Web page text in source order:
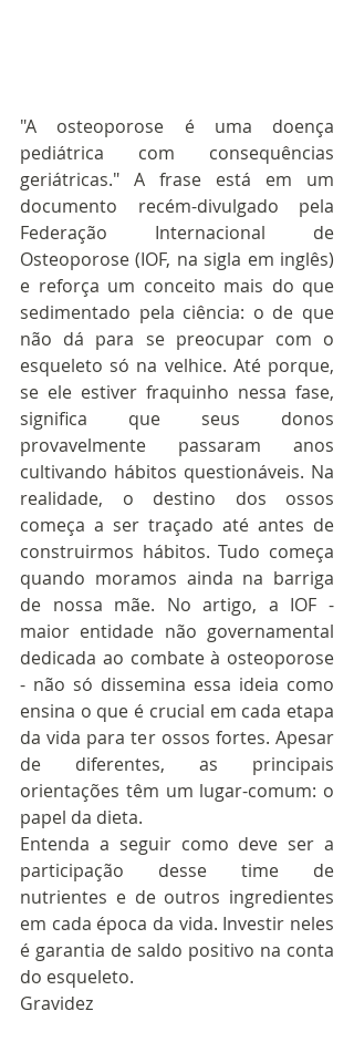
"A osteoporose é uma doença
pediátrica com consequências
geriátricas." A frase está em um
documento recém-divulgado pela
Federação Internacional de
Osteoporose (IOF, na sigla em inglês)
e reforça um conceito mais do que
sedimentado pela ciência: o de que
não dá para se preocupar com o
esqueleto só na velhice. Até porque,
se ele estiver fraquinho nessa fase,
significa que seus donos
provavelmente passaram anos
cultivando hábitos questionáveis. Na
realidade, o destino dos ossos
começa a ser traçado até antes de
construirmos hábitos. Tudo começa
quando moramos ainda na barriga
de nossa mãe. No artigo, a IOF -
maior entidade não governamental
dedicada ao combate à osteoporose
- não só dissemina essa ideia como
ensina o que é crucial em cada etapa
da vida para ter ossos fortes. Apesar
de diferentes, as principais
orientações têm um lugar-comum: o
papel da dieta.
Entenda a seguir como deve ser a
participação desse time de
nutrientes e de outros ingredientes
em cada época da vida. Investir neles
é garantia de saldo positivo na conta
do esqueleto.
Gravidez